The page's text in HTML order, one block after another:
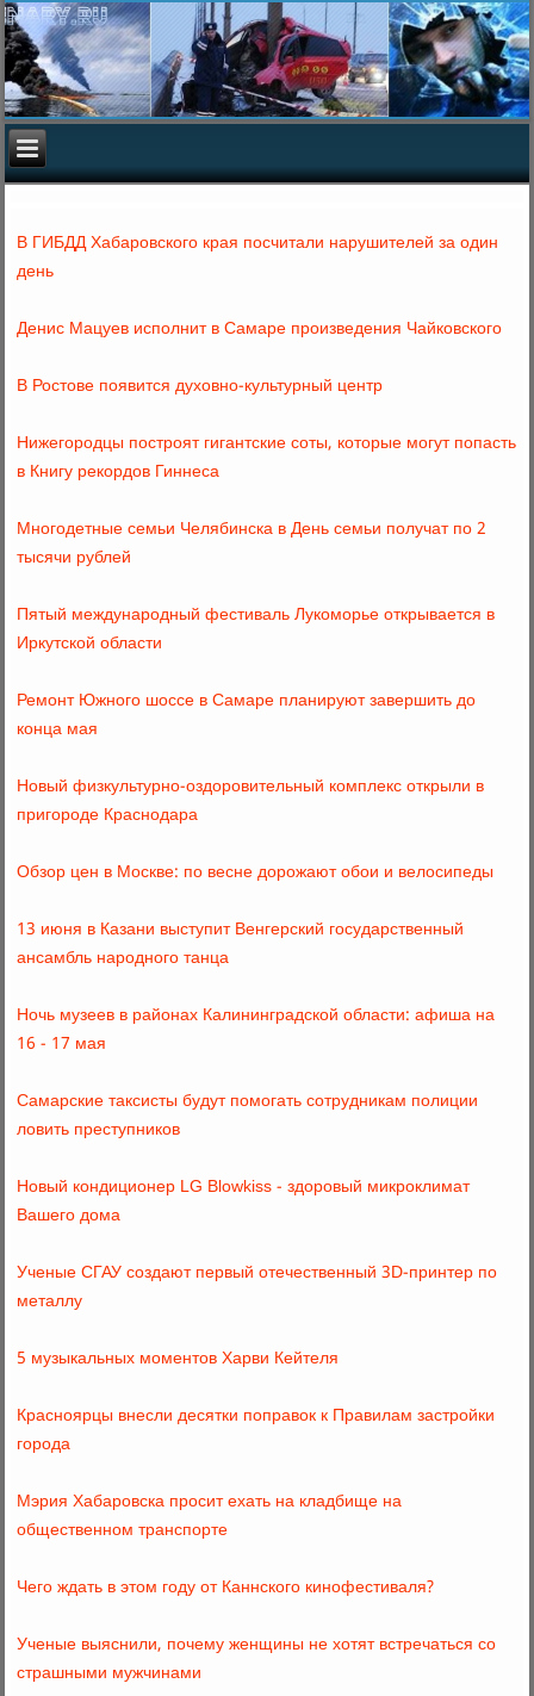
В ГИБДД Хабаровского края посчитали нарушителей за один
день
Денис Мацуев исполнит в Самаре произведения Чайковского
В Ростове появится духовно-культурный центр
Нижегородцы построят гигантские соты, которые могут попасть
в Книгу рекордов Гиннеса
Многодетные семьи Челябинска в День семьи получат по 2
тысячи рублей
Пятый международный фестиваль Лукоморье открывается в
Иркутской области
Ремонт Южного шоссе в Самаре планируют завершить до
конца мая
Новый физкультурно-оздоровительный комплекс открыли в
пригороде Краснодара
Обзор цен в Москве: по весне дорожают обои и велосипеды
13 июня в Казани выступит Венгерский государственный
ансамбль народного танца
Ночь музеев в районах Калининградской области: афиша на
16 - 17 мая
Самарские таксисты будут помогать сотрудникам полиции
ловить преступников
Новый кондиционер LG Blowkiss - здоровый микроклимат
Вашего дома
Ученые СГАУ создают первый отечественный 3D-принтер по
металлу
5 музыкальных моментов Харви Кейтеля
Красноярцы внесли десятки поправок к Правилам застройки
города
Мэрия Хабаровска просит ехать на кладбище на
общественном транспорте
Чего ждать в этом году от Каннского кинофестиваля?
Ученые выяснили, почему женщины не хотят встречаться со
страшными мужчинами